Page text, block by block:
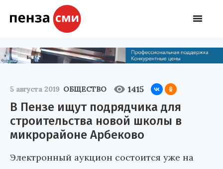
5 августа 2019 ОБЩЕСТВО 1415
В Пензе ищут подрядчика для
строительства новой школы в
микрорайоне Арбеково
Электронный аукцион состоится уже на